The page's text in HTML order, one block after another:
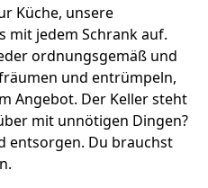
Küche, unsere
mit jedem Schrank auf.
ordnungsgemäß und
und entrümpeln,
Angebot. Der Keller steht
mit unnötigen Dingen?
entsorgen. Du brauchst